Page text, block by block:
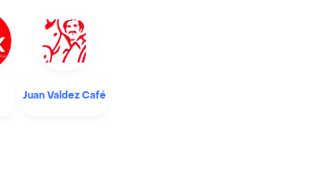
Juan Valdez Café